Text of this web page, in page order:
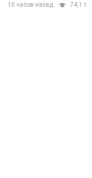
10 часов назад 74,1 т.